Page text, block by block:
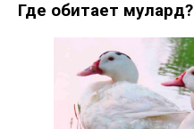
Где обитает мулард?